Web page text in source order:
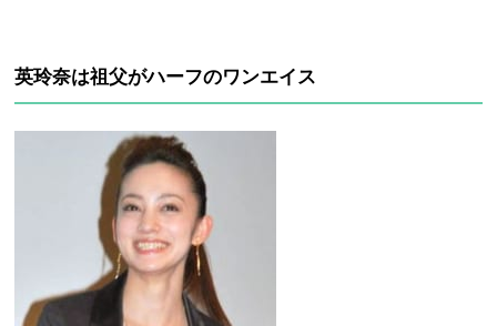
英玲奈は祖父がハーフのワンエイス